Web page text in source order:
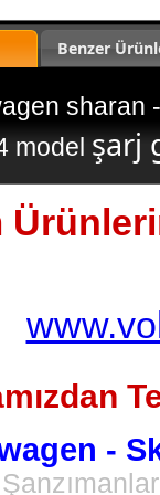
Benzer
sharan
model şarj
-